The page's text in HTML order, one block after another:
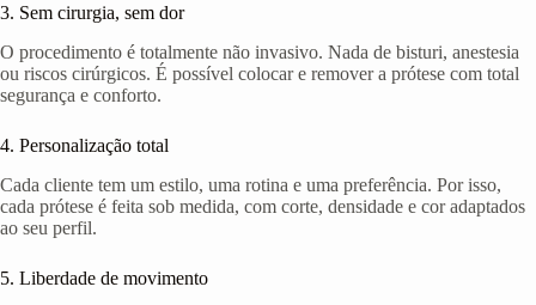
3. Sem cirurgia, sem dor
O procedimento é totalmente não invasivo. Nada de bisturi, anestesia
ou riscos cirúrgicos. É possível colocar e remover a prótese com total
segurança e conforto.
4. Personalização total
Cada cliente tem um estilo, uma rotina e uma preferência. Por isso,
cada prótese é feita sob medida, com corte, densidade e cor adaptados
ao seu perfil.
5. Liberdade de movimento